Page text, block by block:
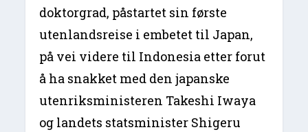
doktorgrad, påstartet sin første
utenlandsreise i embetet til Japan,
på vei videre til Indonesia etter forut
å ha snakket med den japanske
utenriksministeren Takeshi Iwaya
og landets statsminister Shigeru